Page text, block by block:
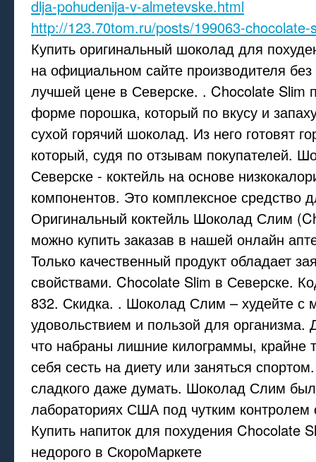
dlja-pohudenija-v-almetevske.html
http://123.70tom.ru/posts/199063-
Купить оригинальный шоколад для
на официальном сайте производителя
лучшей цене в Северске. . Chocolate Slim
форме порошка, который по вкусу и
сухой горячий шоколад. Из него готовят
который, судя по отзывам покупателей.
Северске - коктейль на основе
компонентов. Это комплексное средство
Оригинальный коктейль Шоколад Слим
можно купить заказав в нашей онлайн
Только качественный продукт обладает
свойствами. Chocolate Slim в Северске.
832. Скидка. . Шоколад Слим – худейте с
удовольствием и пользой для организма.
что набраны лишние килограммы, крайне
себя сесть на диету или заняться
сладкого даже думать. Шоколад Слим
лабораториях США под чутким
Купить напиток для похудения Chocolate
недорого в СкороМаркете